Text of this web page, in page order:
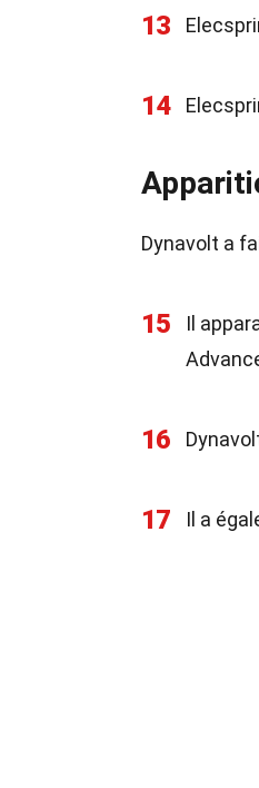
13
14
Dynavolt a
15
Il
16
17 Il a